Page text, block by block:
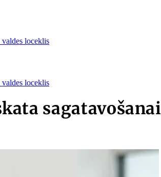
loceklis
loceklis
sagatavošanai